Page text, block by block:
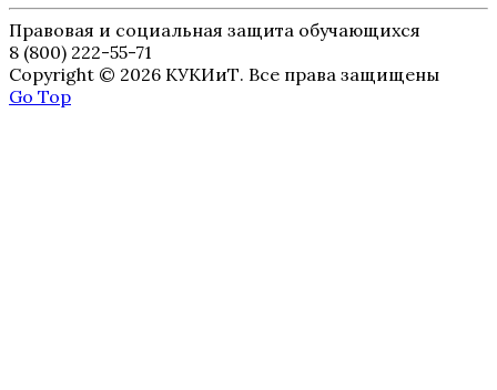
Правовая и социальная защита обучающихся
8 (800) 222-55-71
Copyright © 2026 КУКИиТ. Все права защищены
Go Top